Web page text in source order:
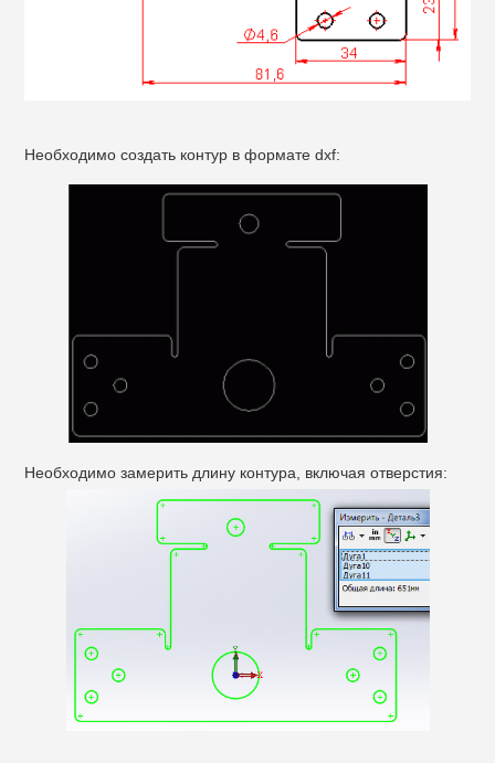
Необходимо создать контур в формате dxf:
Необходимо замерить длину контура, включая отверстия: